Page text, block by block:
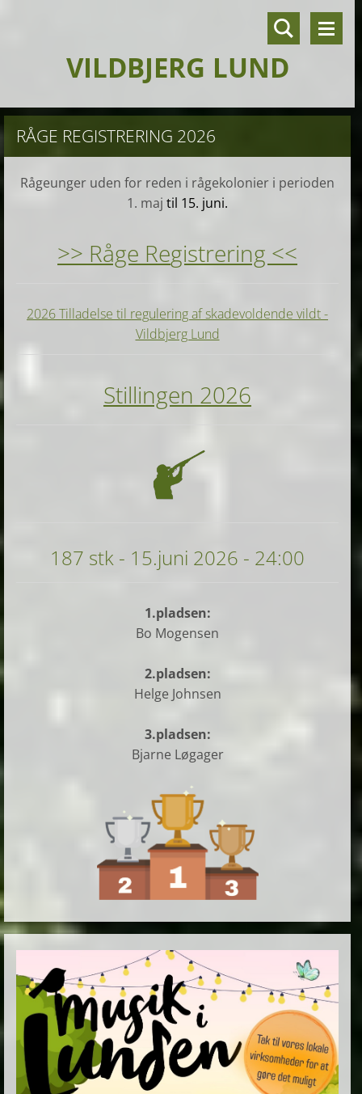
VILDBJERG LUND
RÅGE REGISTRERING 2026
Rågeunger uden for reden i rågekolonier i perioden
1. majtil 15. juni.
>> Råge Registrering <<
2026 Tilladelse til regulering af skadevoldende vildt -
Vildbjerg Lund
Stillingen 2026
187 stk - 15.juni 2026 - 24:00
1.pladsen:
Bo Mogensen
2.pladsen:
Helge Johnsen
3.pladsen:
Bjarne Løgager